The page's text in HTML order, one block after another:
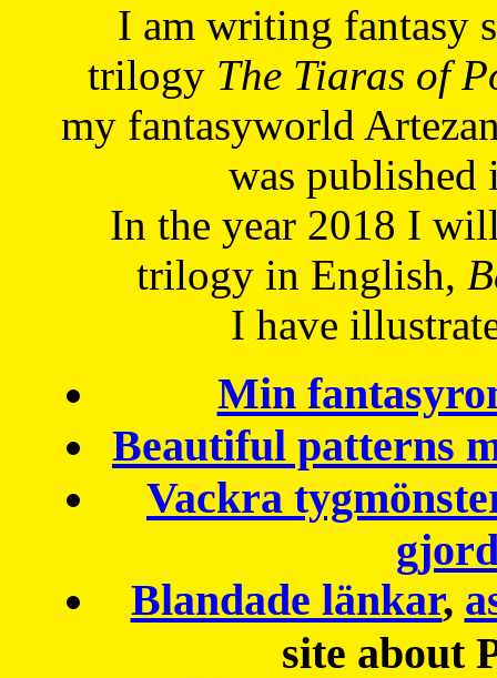
I am writing fantasy
trilogy The Tiaras of
my fantasyworld
was published
In the year 2018 I
trilogy in English,
I have
Min
Beautiful patterns
Vackra
Blandade länkar,
site about